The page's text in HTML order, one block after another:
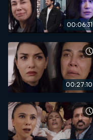
00:06:31
00:27:10